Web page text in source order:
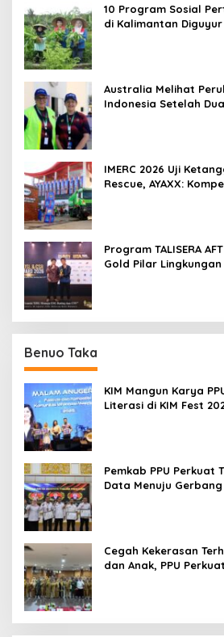
10 Program Sosial
di Kalimantan
Australia Melihat
Indonesia Setelah Dua
IMERC 2026 Uji
Rescue, AYAXX:
Program TALISERA
Gold Pilar Lingkungan
Benuo Taka
KIM Mangun Karya
Literasi di KIM Fest
Pemkab PPU Perkuat
Data Menuju
Cegah Kekerasan
dan Anak, PPU